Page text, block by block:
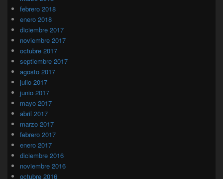
febrero 2018
enero 2018
diciembre 2017
noviembre 2017
octubre 2017
septiembre 2017
agosto 2017
julio 2017
junio 2017
mayo 2017
abril 2017
marzo 2017
febrero 2017
enero 2017
diciembre 2016
noviembre 2016
octubre 2016